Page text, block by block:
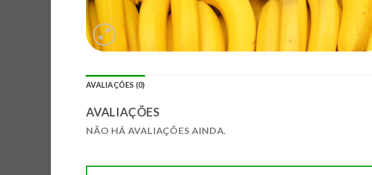
AVALIAÇÕES (0)
AVALIAÇÕES
NÃO HÁ AVALIAÇÕES AINDA.